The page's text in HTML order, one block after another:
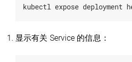
显示有关 Service 的信息：